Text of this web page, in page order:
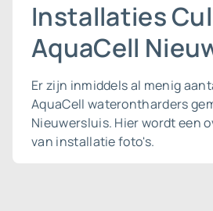
Installaties
AquaCell
Er zijn inmiddels al menig
AquaCell waterontharders
Nieuwersluis. Hier wordt een
van installatie foto's.